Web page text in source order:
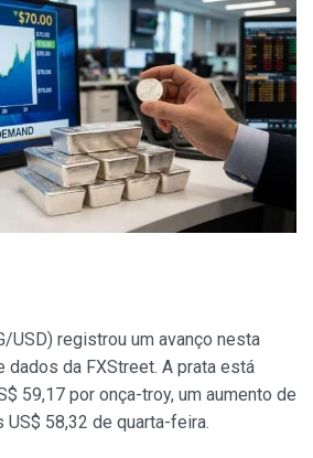
USD) registrou um avanço nesta
dados da FXStreet. A prata está
59,17 por onça-troy, um aumento de
US$ 58,32 de quarta-feira.